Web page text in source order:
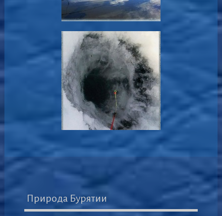
Природа Бурятии